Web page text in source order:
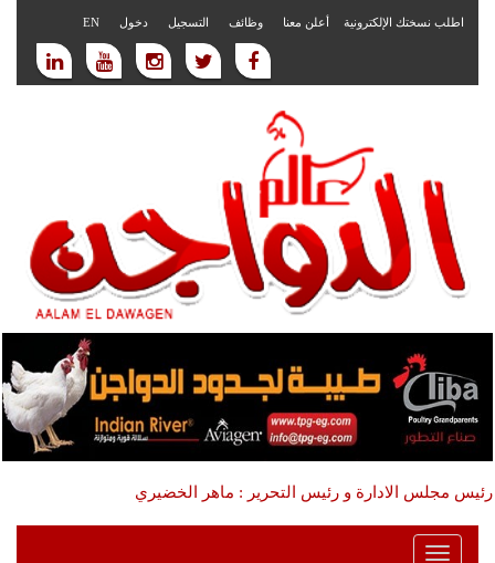
اطلب نسختك الإلكترونية أعلن معنا وظائف التسجيل دخول EN
رئيس مجلس الادارة و رئيس التحرير : ماهر الخضيري
Toggle